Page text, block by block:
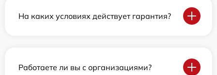
На каких условиях действует гарантия?
Работаете ли вы с организациями?